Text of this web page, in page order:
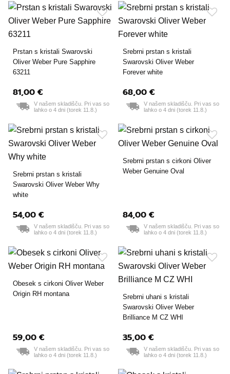
Prstan s kristali Swarovski
Oliver Weber Pure Sapphire
63211
81,00 €
V našem skladišču. Pri vas so
lahko o 4 dni (torek 11.8.)
58 mm
Srebrni prstan s kristali
Swarovski Oliver Weber
Forever white
68,00 €
V našem skladišču. Pri vas so
lahko o 4 dni (torek 11.8.)
58 mm
Srebrni prstan s kristali
Swarovski Oliver Weber Why
white
54,00 €
V našem skladišču. Pri vas so
lahko o 4 dni (torek 11.8.)
55 mm 52 mm
Srebrni prstan s cirkoni Oliver
Weber Genuine Oval
84,00 €
V našem skladišču. Pri vas so
lahko o 4 dni (torek 11.8.)
55 mm
Obesek s cirkoni Oliver Weber
Origin RH montana
59,00 €
V našem skladišču. Pri vas so
lahko o 4 dni (torek 11.8.)
Srebrni uhani s kristali
Swarovski Oliver Weber
Brilliance M CZ WHI
35,00 €
V našem skladišču. Pri vas so
lahko o 4 dni (torek 11.8.)